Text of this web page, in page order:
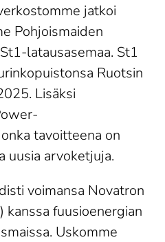
jatkoi
Pohjoismaiden
latausasemaa. St1
Ruotsin
Lisäksi
tavoitteena on
uusia arvoketjuja.
voimansa Novatron
kanssa fuusioenergian
Uskomme